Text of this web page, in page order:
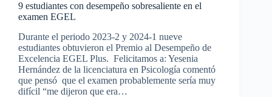
9 estudiantes con desempeño sobresaliente en el
examen EGEL
Durante el periodo 2023-2 y 2024-1 nueve
estudiantes obtuvieron el Premio al Desempeño de
Excelencia EGEL Plus. Felicitamos a: Yesenia
Hernández de la licenciatura en Psicología comentó
que pensó que el examen probablemente sería muy
difícil “me dijeron que era…